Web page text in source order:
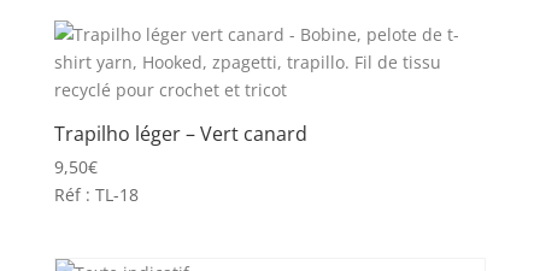
Trapilho léger – Vert canard
9,50€
Réf : TL-18